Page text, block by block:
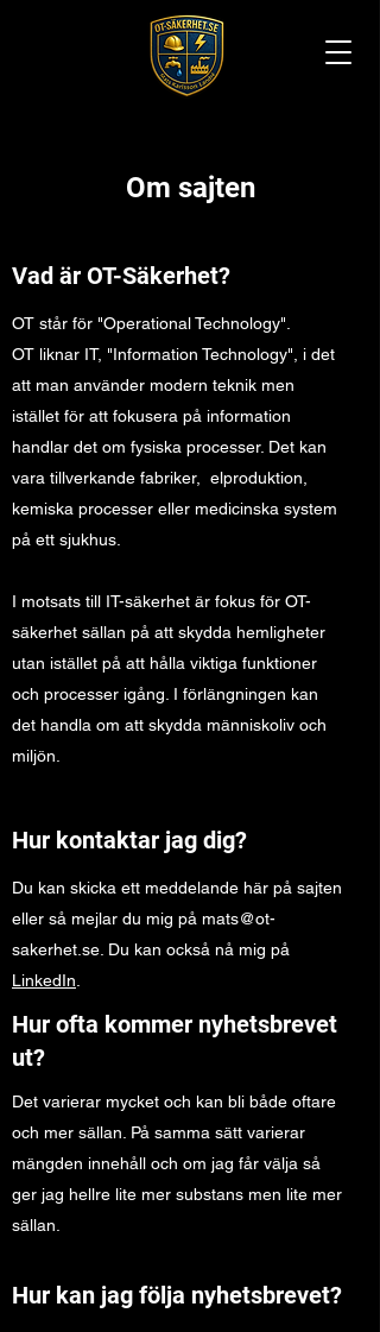
Om sajten
Vad är OT-Säkerhet?
OT står för "Operational Technology".
OT liknar IT, "Information Technology", i det
att man använder modern teknik men
istället för att fokusera på information
handlar det om fysiska processer. Det kan
vara tillverkande fabriker, elproduktion,
kemiska processer eller medicinska system
på ett sjukhus.
I motsats till IT-säkerhet är fokus för OT-
säkerhet sällan på att skydda hemligheter
utan istället på att hålla viktiga funktioner
och processer igång. I förlängningen kan
det handla om att skydda människoliv och
miljön.
Hur kontaktar jag dig?
Du kan skicka ett meddelande här på sajten
eller så mejlar du mig på mats@ot-
sakerhet.se . Du kan också nå mig på
LinkedIn
Hur ofta kommer nyhetsbrevet
ut?
Det varierar mycket och kan bli både oftare
och mer sällan. På samma sätt varierar
mängden innehåll och om jag får välja så
ger jag hellre lite mer substans men lite mer
sällan.
Hur kan jag följa nyhetsbrevet?